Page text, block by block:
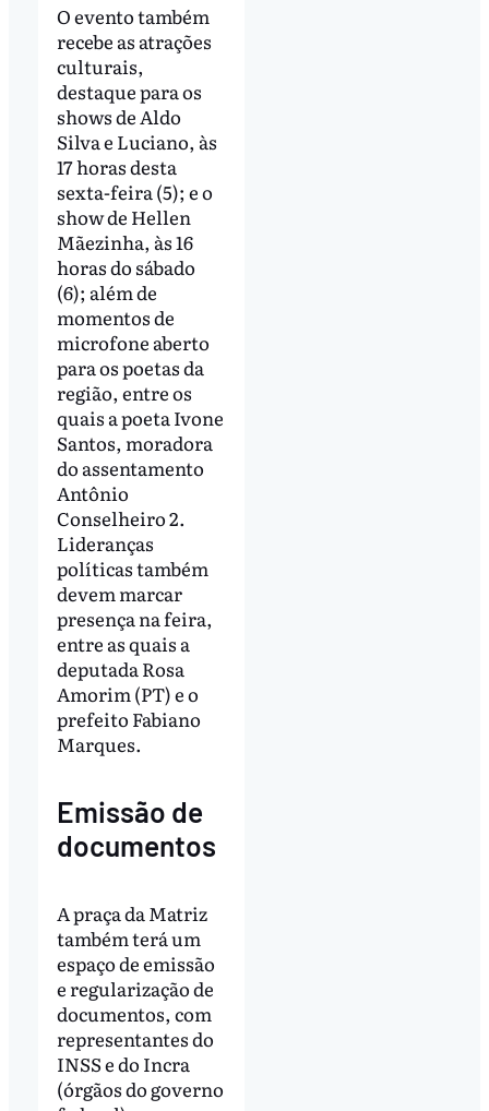
O evento também
recebe as atrações
culturais,
destaque para os
shows de Aldo
Silva e Luciano, às
17 horas desta
sexta-feira (5); e o
show de Hellen
Mãezinha, às 16
horas do sábado
(6); além de
momentos de
microfone aberto
para os poetas da
região, entre os
quais a poeta Ivone
Santos, moradora
do assentamento
Antônio
Conselheiro 2.
Lideranças
políticas também
devem marcar
presença na feira,
entre as quais a
deputada Rosa
Amorim (PT) e o
prefeito Fabiano
Marques.
Emissão de
documentos
A praça da Matriz
também terá um
espaço de emissão
e regularização de
documentos, com
representantes do
INSS e do Incra
(órgãos do governo